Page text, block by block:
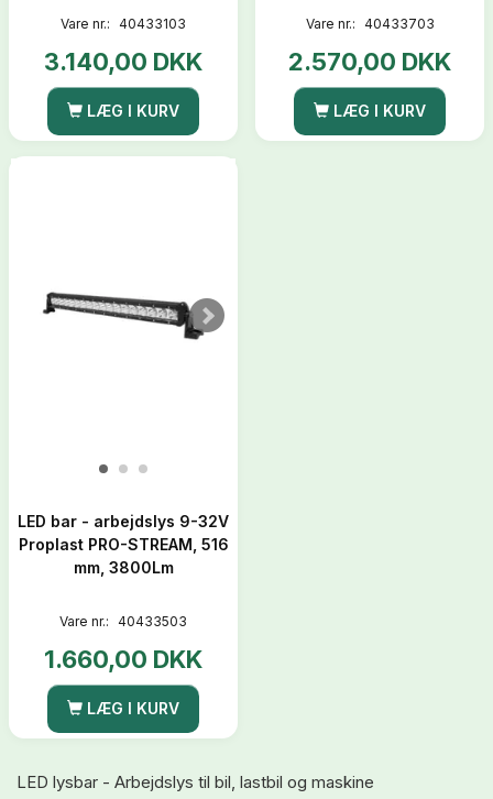
Vare nr.: 40433103
3.140,00 DKK
LÆG I KURV
Vare nr.: 40433703
2.570,00 DKK
LÆG I KURV
LED bar - arbejdslys 9-32V
Proplast PRO-STREAM, 516
mm, 3800Lm
Vare nr.: 40433503
1.660,00 DKK
LÆG I KURV
LED lysbar - Arbejdslys til bil, lastbil og maskine